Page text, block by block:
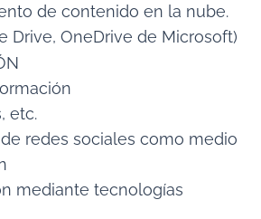
de contenido en la nube.
Drive, OneDrive de Microsoft)
etc.
de redes sociales como medio
mediante tecnologías